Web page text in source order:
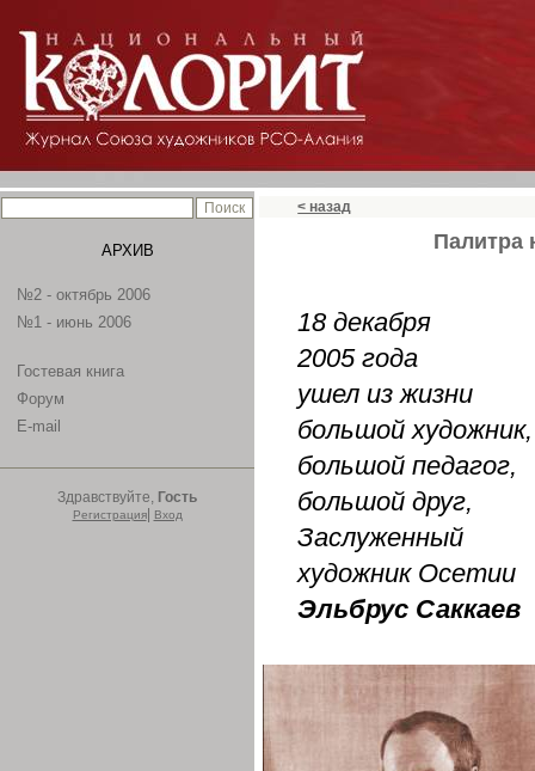
АРХИВ
№2 - октябрь 2006
№1 - июнь 2006
Гостевая книга
Форум
E-mail
Здравствуйте, Гость
Регистрация| Вход
< назад
Палитра
18 декабря
2005 года
ушел из жизни
большой
большой педагог,
большой друг,
Заслуженный
художник Осетии
Эльбрус Саккаев